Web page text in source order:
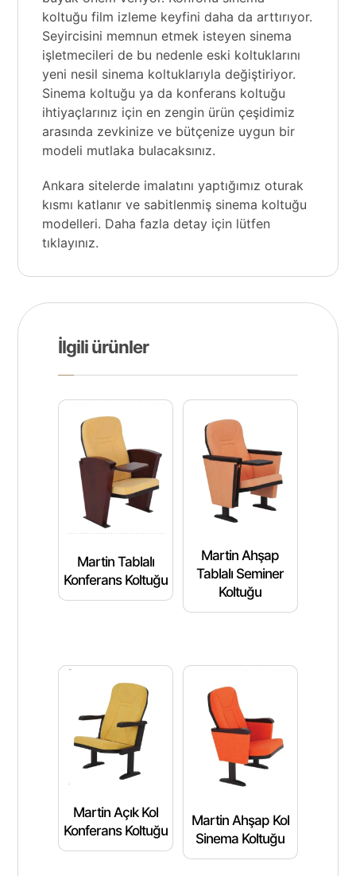
koltuğu film izleme keyfini daha da arttırıyor.
Seyircisini memnun etmek isteyen sinema
işletmecileri de bu nedenle eski koltuklarını
yeni nesil sinema koltuklarıyla değiştiriyor.
Sinema koltuğu ya da konferans koltuğu
ihtiyaçlarınız için en zengin ürün çeşidimiz
arasında zevkinize ve bütçenize uygun bir
modeli mutlaka bulacaksınız.
Ankara sitelerde imalatını yaptığımız oturak
kısmı katlanır ve sabitlenmiş sinema koltuğu
modelleri. Daha fazla detay için lütfen
tıklayınız.
İlgili ürünler
Martin Tablalı
Konferans Koltuğu
Martin Ahşap
Tablalı Seminer
Koltuğu
Martin Açık Kol
Konferans Koltuğu
Martin Ahşap Kol
Sinema Koltuğu